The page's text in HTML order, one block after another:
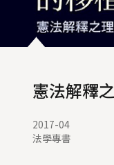
憲法解釋
2017-04
法學專書